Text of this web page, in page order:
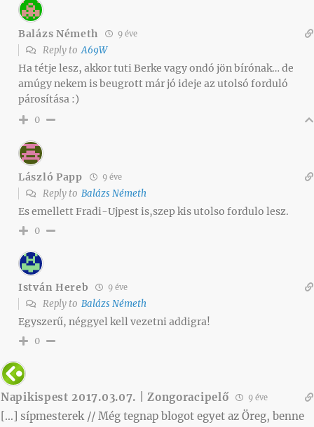
Balázs Németh 9 éve
Reply toA69W
Ha tétje lesz, akkor tuti Berke vagy ondó jön bírónak… de
amúgy nekem is beugrott már jó ideje az utolsó forduló
párosítása :)
0
László Papp 9 éve
Reply to Balázs Németh
Es emellett Fradi-Ujpest is,szep kis utolso fordulo lesz.
0
István Hereb 9 éve
Reply to Balázs Németh
Egyszerű, néggyel kell vezetni addigra!
0
Napikispest 2017.03.07. | Zongoracipelő 9 éve
[…] sípmesterek // Még tegnap blogot egyet az Öreg, benne